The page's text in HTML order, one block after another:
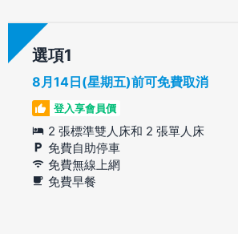
選項
8月14日(星期五)前可免費取消
登入享會員價
2 張標準雙人床和 2 張單人床
免費自助停車
免費無線上網
免費早餐